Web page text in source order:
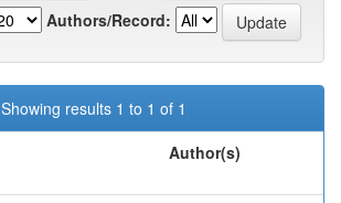
Authors/Record:
Showing results 1 to 1 of 1
Author(s)